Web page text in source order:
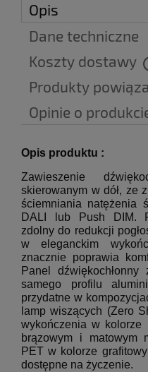
Opis
Dane techniczne
Koszty dostawy
Cena nie zawiera
Produkty
Opinie o
Opis produktu :
Zawieszenie
skierowanym w dół, ze
ściemniania natężenia
DALI lub Push DIM.
zdolny do redukcji
w eleganckim
znacznie poprawia
Panel
samego profilu
przydatne w
lamp wiszących (Zero
wykończenia w kolorze
brązowym i matowym
PET w kolorze
dostępne na życzenie.